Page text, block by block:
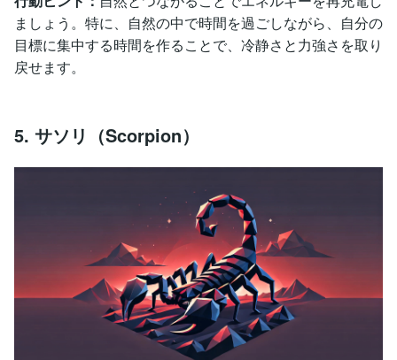
ましょう。特に、自然の中で時間を過ごしながら、自分の
目標に集中する時間を作ることで、冷静さと力強さを取り
戻せます。
5. サソリ（Scorpion）